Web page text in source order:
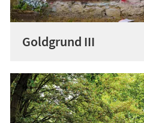
Goldgrund III